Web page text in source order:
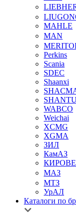
MAHLE
MAN
Perkins
Scania
SDEC
Shaanxi
WABCO
Weichai
XCMG
XGMA
ЗИЛ
КамАЗ
МАЗ
МТЗ
УрАЛ
Каталоги по